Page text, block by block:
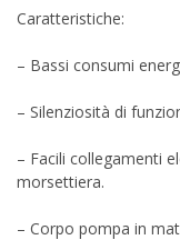
Caratteristiche:
– Bassi consumi
– Silenziosità di
– Facili collegamenti
morsettiera.
– Corpo pompa in